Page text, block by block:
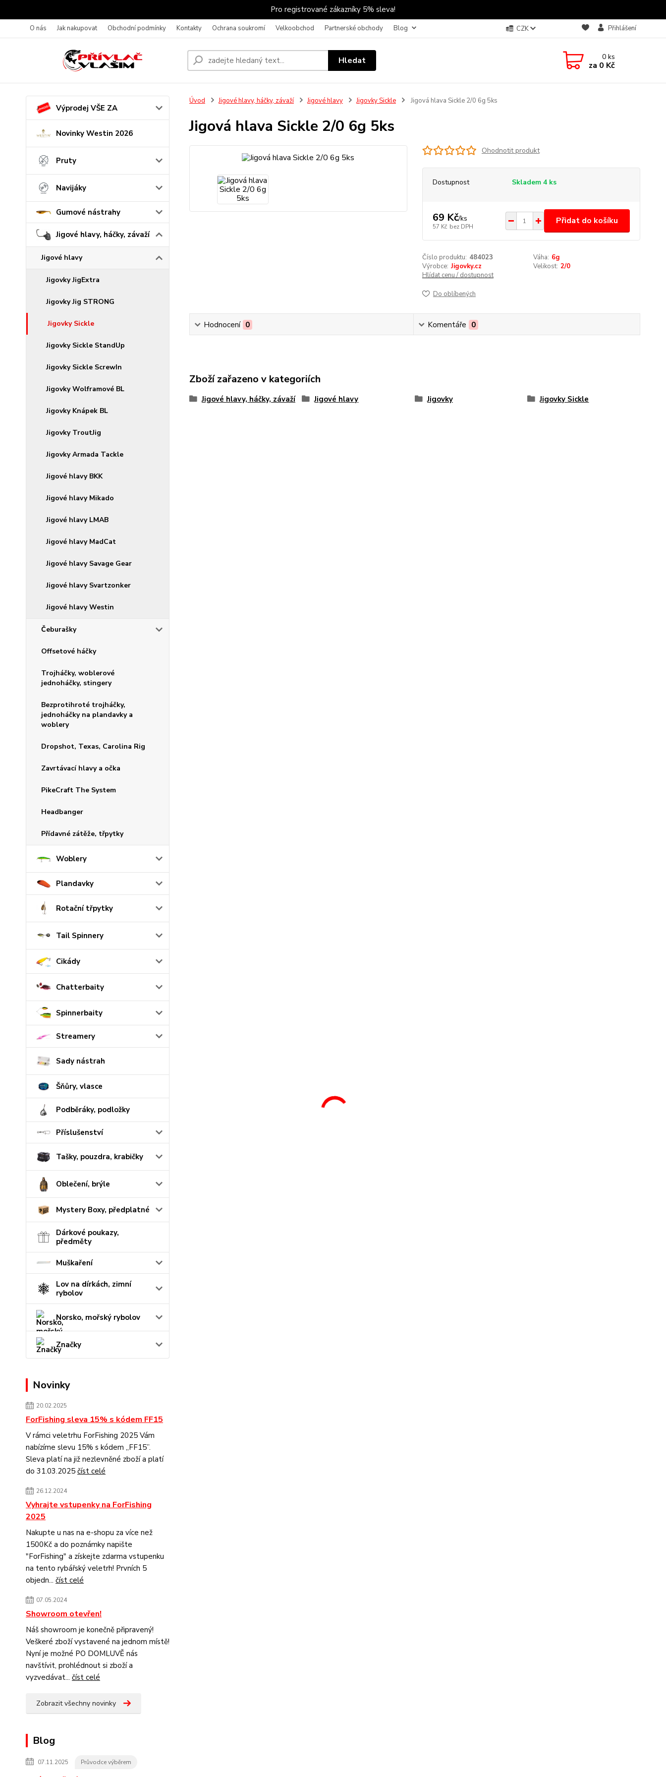
Pro registrované zákazníky 5% sleva!
O nás Jak nakupovat Obchodní podmínky Kontakty Ochrana soukromí Velkoobchod Partnerské obchody Blog CZK Přihlášení
Hledat 0ks
za 0 Kč
Výprodej VŠE ZA
Novinky Westin 2026
Pruty
Navijáky
Gumové nástrahy
Jigové hlavy, háčky, závaží
Jigové hlavy
Jigovky JigExtra
Jigovky Jig STRONG
Jigovky Sickle
Jigovky Sickle StandUp
Jigovky Sickle ScrewIn
Jigovky Wolframové BL
Jigovky Knápek BL
Jigovky TroutJig
Jigovky Armada Tackle
Jigové hlavy BKK
Jigové hlavy Mikado
Jigové hlavy LMAB
Jigové hlavy MadCat
Jigové hlavy Savage Gear
Jigové hlavy Svartzonker
Jigové hlavy Westin
Čeburašky
Offsetové háčky
Trojháčky, woblerové
jednoháčky, stingery
Bezprotihroté trojháčky,
jednoháčky na plandavky a
woblery
Dropshot, Texas, Carolina Rig
Zavrtávací hlavy a očka
PikeCraft The System
Headbanger
Přídavné zátěže, třpytky
Woblery
Plandavky
Rotační třpytky
Tail Spinnery
Cikády
Chatterbaity
Spinnerbaity
Streamery
Sady nástrah
Šňůry, vlasce
Podběráky, podložky
Příslušenství
Tašky, pouzdra, krabičky
Oblečení, brýle
Mystery Boxy, předplatné
Dárkové poukazy,
předměty
Muškaření
Lov na dírkách, zimní
rybolov
Norsko, mořský rybolov
Značky
Novinky
20.02.2025
ForFishing sleva 15% s kódem FF15
V rámci veletrhu ForFishing 2025 Vám
nabízíme slevu 15% s kódem „FF15”.
Sleva platí na již nezlevněné zboží a platí
do 31.03.2025 číst celé
26.12.2024
Vyhrajte vstupenky na ForFishing
2025
Nakupte u nas na e-shopu za více než
1500Kč a do poznámky napište
"ForFishing" a získejte zdarma vstupenku
na tento rybářský veletrh! Prvních 5
objedn... číst celé
07.05.2024
Showroom otevřen!
Náš showroom je konečně připravený!
Veškeré zboží vystavené na jednom místě!
Nyní je možné PO DOMLUVĚ nás
navštívit, prohlédnout si zboží a
vyzvedávat... číst celé
Zobrazit všechny novinky
Blog
07.11.2025 Průvodce výběrem
Úvod Jigové hlavy, háčky, závaží Jigové hlavy Jigovky Sickle Jigová hlava Sickle 2/0 6g 5ks
Jigová hlava Sickle 2/0 6g 5ks
Ohodnotit produkt
Dostupnost Skladem 4 ks
69 Kč/ks
57 Kč bez DPH
Přidat do košíku
Číslo produktu: 484023 Váha: 6g
Výrobce: Jigovky.cz Velikost: 2/0
Hlídat cenu / dostupnost
Do oblíbených
Hodnocení 0 Komentáře 0
Zboží zařazeno v kategoriích
Jigové hlavy, háčky, závaží Jigové hlavy Jigovky Jigovky Sickle